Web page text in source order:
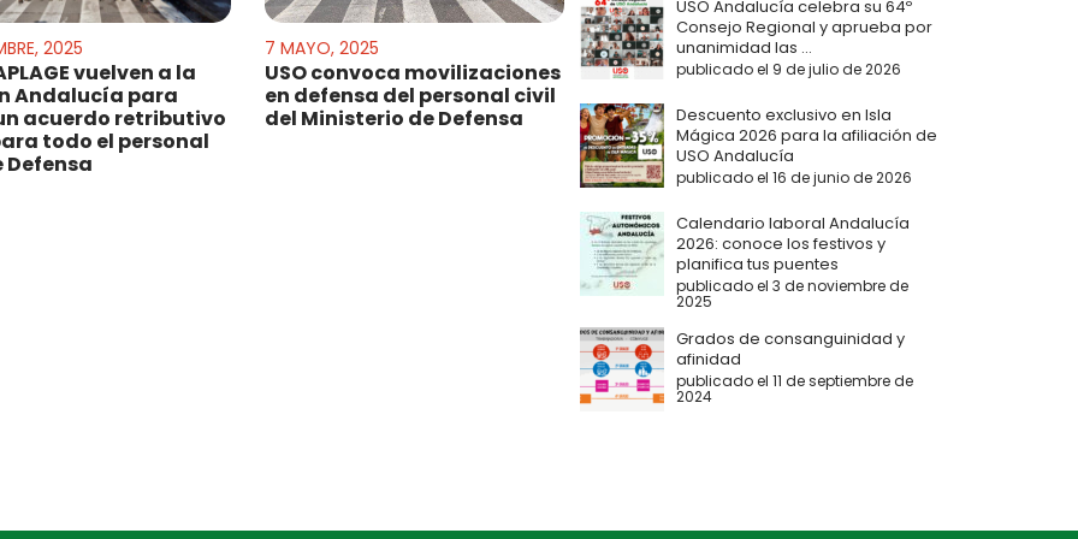
2025
vuelven a la
Andalucía para
acuerdo retributivo
todo el personal
Defensa
7 MAYO, 2025
USO convoca movilizaciones
en defensa del personal civil
del Ministerio de Defensa
USO Andalucía celebra su 64º
Consejo Regional y aprueba por
unanimidad las ...
publicado el 9 de julio de 2026
Descuento exclusivo en Isla
Mágica 2026 para la afiliación de
USO Andalucía
publicado el 16 de junio de 2026
Calendario laboral Andalucía
2026: conoce los festivos y
planifica tus puentes
publicado el 3 de noviembre de
2025
Grados de consanguinidad y
afinidad
publicado el 11 de septiembre de
2024